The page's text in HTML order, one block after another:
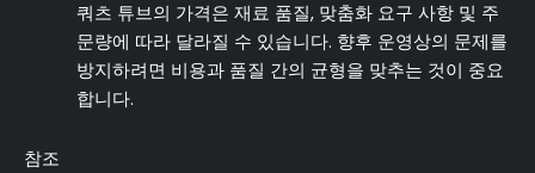
쿼츠 튜브의 가격은 재료 품질, 맞춤화 요구 사항 및 주
문량에 따라 달라질 수 있습니다. 향후 운영상의 문제를
방지하려면 비용과 품질 간의 균형을 맞추는 것이 중요
합니다.
참조